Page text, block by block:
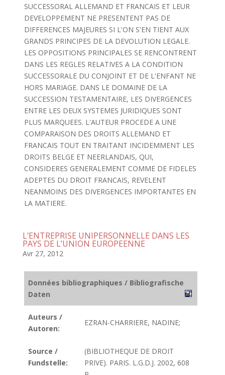
SUCCESSORAL ALLEMAND ET FRANCAIS ET LEUR
DEVELOPPEMENT NE PRESENTENT PAS DE
DIFFERENCES MAJEURES SI L'ON S'EN TIENT AUX
GRANDS PRINCIPES DE LA DEVOLUTION LEGALE.
LES OPPOSITIONS PRINCIPALES SE RENCONTRENT
DANS LES REGLES RELATIVES A LA CONDITION
SUCCESSORALE DU CONJOINT ET DE L'ENFANT NE
HORS MARIAGE. DANS LE DOMAINE DE LA
SUCCESSION TESTAMENTAIRE, LES DIVERGENCES
ENTRE LES DEUX SYSTEMES JURIDIQUES SONT
PLUS MARQUEES. L'AUTEUR PROCEDE A UNE
COMPARAISON DES DROITS ALLEMAND ET
FRANCAIS TOUT EN TRAITANT INCIDEMMENT LES
DROITS BELGE ET NEERLANDAIS, QUI,
CONSIDERES GENERALEMENT COMME DE FIDELES
ADEPTES DU DROIT FRANCAIS, REVELENT
NEANMOINS DES DIVERGENCES IMPORTANTES EN
LA MATIERE.
L’ENTREPRISE UNIPERSONNELLE DANS LES
PAYS DE L’UNION EUROPEENNE
Avr 27, 2012
Données bibliographiques / Bibliografische
Daten
Auteurs /
Autoren:
EZRAN-CHARRIERE, NADINE;
Source /
Fundstelle:
(BIBLIOTHEQUE DE DROIT
PRIVE). PARIS. L.G.D.J. 2002, 608